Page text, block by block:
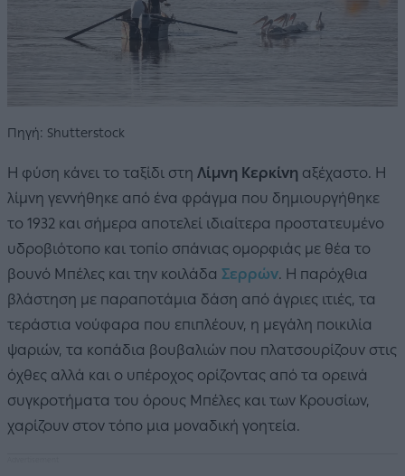
Πηγή: Shutterstock
Η φύση κάνει το ταξίδι στη Λίμνη Κερκίνη αξέχαστο. Η
λίμνη γεννήθηκε από ένα φράγμα που δημιουργήθηκε
το 1932 και σήμερα αποτελεί ιδιαίτερα προστατευμένο
υδροβιότοπο και τοπίο σπάνιας ομορφιάς με θέα το
βουνό Μπέλες και την κοιλάδα Σερρών. Η παρόχθια
βλάστηση με παραποτάμια δάση από άγριες ιτιές, τα
τεράστια νούφαρα που επιπλέουν, η μεγάλη ποικιλία
ψαριών, τα κοπάδια βουβαλιών που πλατσουρίζουν στις
όχθες αλλά και ο υπέροχος ορίζοντας από τα ορεινά
συγκροτήματα του όρους Μπέλες και των Κρουσίων,
χαρίζουν στον τόπο μια μοναδική γοητεία.